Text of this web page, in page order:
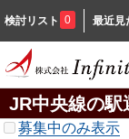
検討リスト 0 最近見
JR中央線の駅
募集中のみ表示